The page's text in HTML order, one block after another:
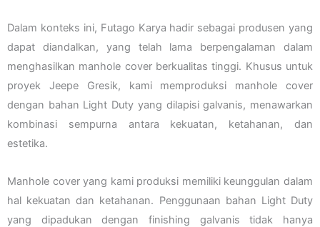
Dalam konteks ini, Futago Karya hadir sebagai produsen yang
dapat diandalkan, yang telah lama berpengalaman dalam
menghasilkan manhole cover berkualitas tinggi. Khusus untuk
proyek Jeepe Gresik, kami memproduksi manhole cover
dengan bahan Light Duty yang dilapisi galvanis, menawarkan
kombinasi sempurna antara kekuatan, ketahanan, dan
estetika.
Manhole cover yang kami produksi memiliki keunggulan dalam
hal kekuatan dan ketahanan. Penggunaan bahan Light Duty
yang dipadukan dengan finishing galvanis tidak hanya